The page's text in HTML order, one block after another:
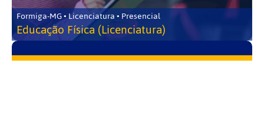
Formiga-MG • Licenciatura • Presencial
Educação Física (Licenciatura)